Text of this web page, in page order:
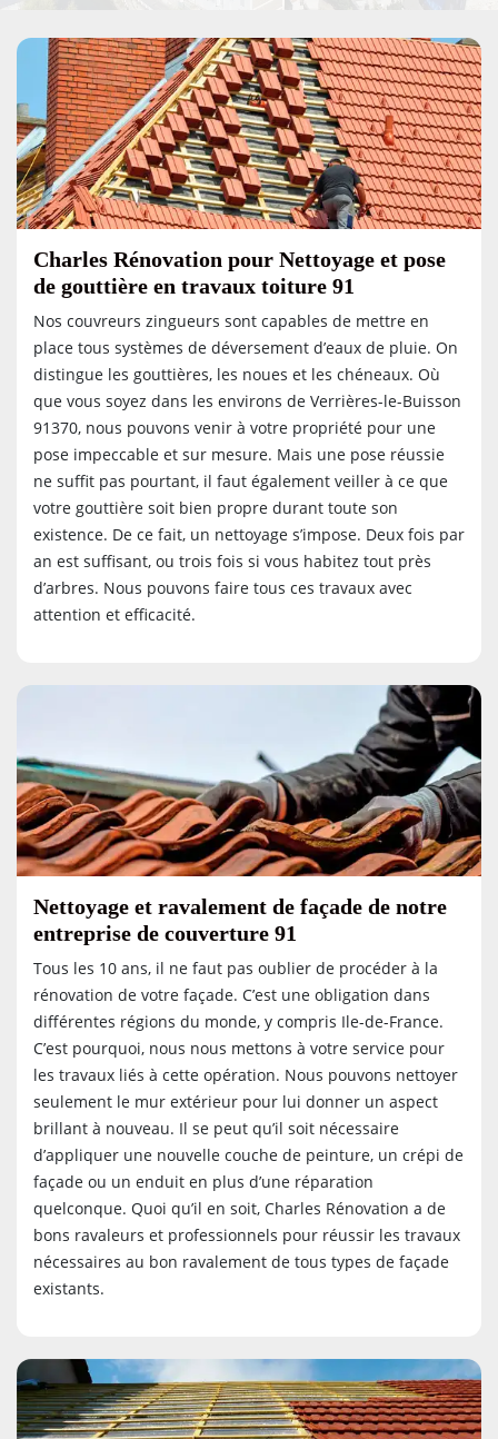
Charles Rénovation pour Nettoyage et pose
de gouttière en travaux toiture 91
Nos couvreurs zingueurs sont capables de mettre en
place tous systèmes de déversement d’eaux de pluie. On
distingue les gouttières, les noues et les chéneaux. Où
que vous soyez dans les environs de Verrières-le-Buisson
91370, nous pouvons venir à votre propriété pour une
pose impeccable et sur mesure. Mais une pose réussie
ne suffit pas pourtant, il faut également veiller à ce que
votre gouttière soit bien propre durant toute son
existence. De ce fait, un nettoyage s’impose. Deux fois par
an est suffisant, ou trois fois si vous habitez tout près
d’arbres. Nous pouvons faire tous ces travaux avec
attention et efficacité.
Nettoyage et ravalement de façade de notre
entreprise de couverture 91
Tous les 10 ans, il ne faut pas oublier de procéder à la
rénovation de votre façade. C’est une obligation dans
différentes régions du monde, y compris Ile-de-France.
C’est pourquoi, nous nous mettons à votre service pour
les travaux liés à cette opération. Nous pouvons nettoyer
seulement le mur extérieur pour lui donner un aspect
brillant à nouveau. Il se peut qu’il soit nécessaire
d’appliquer une nouvelle couche de peinture, un crépi de
façade ou un enduit en plus d’une réparation
quelconque. Quoi qu’il en soit, Charles Rénovation a de
bons ravaleurs et professionnels pour réussir les travaux
nécessaires au bon ravalement de tous types de façade
existants.